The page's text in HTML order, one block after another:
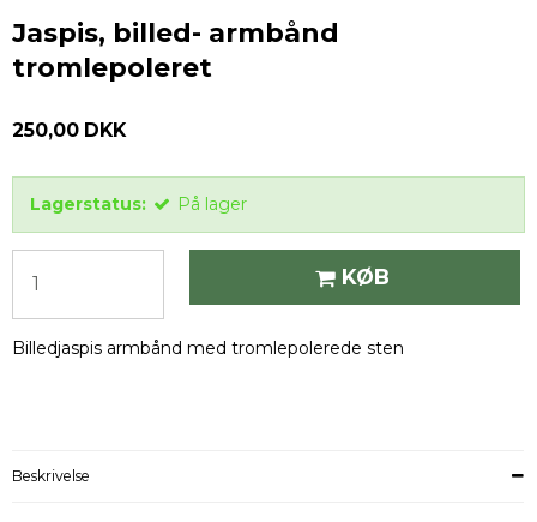
Jaspis, billed- armbånd
tromlepoleret
250,00 DKK
Lagerstatus: På lager
KØB
Billedjaspis armbånd med tromlepolerede sten
Beskrivelse